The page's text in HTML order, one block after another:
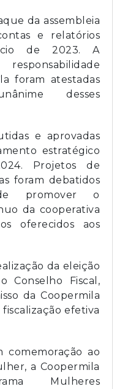
da assembleia
e relatórios
de 2023. A
foram atestadas
desses
e aprovadas
estratégico
Projetos de
foram debatidos
promover o
da cooperativa
oferecidos aos
da eleição
Conselho Fiscal,
da Coopermila
efetiva
comemoração ao
a Coopermila
Mulheres